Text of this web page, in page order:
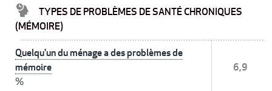
TYPES DE PROBLÈMES DE SANTÉ CHRONIQUES
(MÉMOIRE)
Quelqu'un du ménage a des problèmes de
mémoire
%
6,9